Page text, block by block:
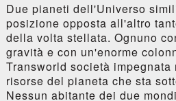
Due pianeti dell'Universo
posizione opposta all'altro
della volta stellata. Ognuno
gravità e con un'enorme
Transworld società
risorse del pianeta che sta
Nessun abitante dei due